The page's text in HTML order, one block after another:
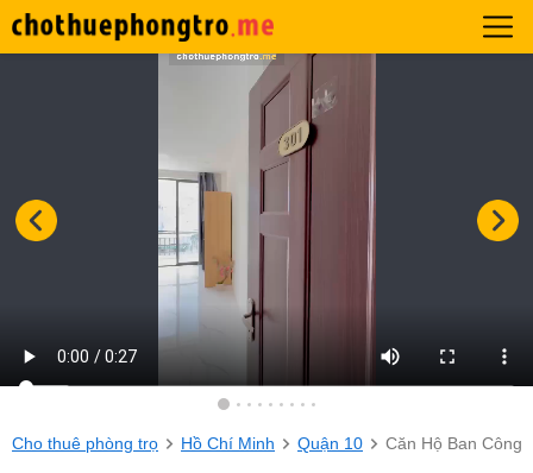
Cho thuê phòng trọ Hồ Chí Minh Quận 10 Căn Hộ Ban Công